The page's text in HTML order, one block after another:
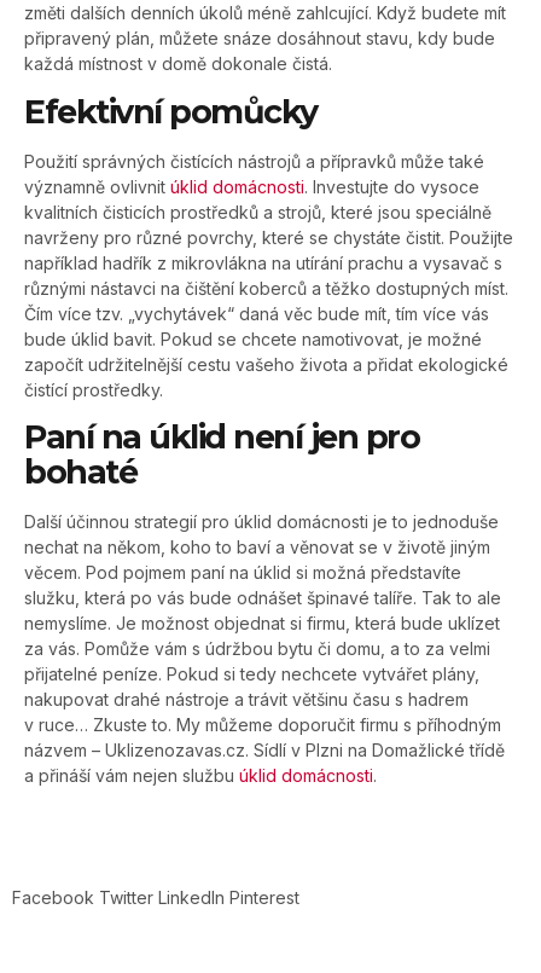
změti dalších denních úkolů méně zahlcující. Když budete mít
připravený plán, můžete snáze dosáhnout stavu, kdy bude
každá místnost v domě dokonale čistá.
Efektivní pomůcky
Použití správných čistících nástrojů a přípravků může také
významně ovlivnit úklid domácnosti. Investujte do vysoce
kvalitních čisticích prostředků a strojů, které jsou speciálně
navrženy pro různé povrchy, které se chystáte čistit. Použijte
například hadřík z mikrovlákna na utírání prachu a vysavač s
různými nástavci na čištění koberců a těžko dostupných míst.
Čím více tzv. „vychytávek“ daná věc bude mít, tím více vás
bude úklid bavit. Pokud se chcete namotivovat, je možné
započít udržitelnější cestu vašeho života a přidat ekologické
čistící prostředky.
Paní na úklid není jen pro
bohaté
Další účinnou strategií pro úklid domácnosti je to jednoduše
nechat na někom, koho to baví a věnovat se v životě jiným
věcem. Pod pojmem paní na úklid si možná představíte
služku, která po vás bude odnášet špinavé talíře. Tak to ale
nemyslíme. Je možnost objednat si firmu, která bude uklízet
za vás. Pomůže vám s údržbou bytu či domu, a to za velmi
přijatelné peníze. Pokud si tedy nechcete vytvářet plány,
nakupovat drahé nástroje a trávit většinu času s hadrem
v ruce… Zkuste to. My můžeme doporučit firmu s příhodným
názvem – Uklizenozavas.cz. Sídlí v Plzni na Domažlické třídě
a přináší vám nejen službu úklid domácnosti.
Facebook Twitter LinkedIn Pinterest